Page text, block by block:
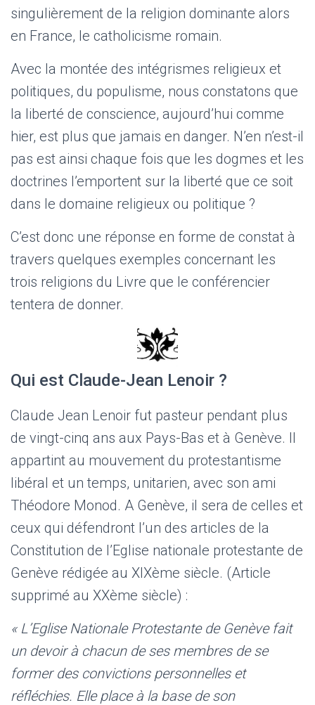
singulièrement de la religion dominante alors
en France, le catholicisme romain.
Avec la montée des intégrismes religieux et
politiques, du populisme, nous constatons que
la liberté de conscience, aujourd’hui comme
hier, est plus que jamais en danger. N’en n’est-il
pas est ainsi chaque fois que les dogmes et les
doctrines l’emportent sur la liberté que ce soit
dans le domaine religieux ou politique ?
C’est donc une réponse en forme de constat à
travers quelques exemples concernant les
trois religions du Livre que le conférencier
tentera de donner.
Qui est Claude-Jean Lenoir ?
Claude Jean Lenoir fut pasteur pendant plus
de vingt-cinq ans aux Pays-Bas et à Genève. Il
appartint au mouvement du protestantisme
libéral et un temps, unitarien, avec son ami
Théodore Monod. A Genève, il sera de celles et
ceux qui défendront l’un des articles de la
Constitution de l’Eglise nationale protestante de
Genève rédigée au XIXème siècle. (Article
supprimé au XXème siècle) :
« L’Eglise Nationale Protestante de Genève fait
un devoir à chacun de ses membres de se
former des convictions personnelles et
réfléchies. Elle place à la base de son